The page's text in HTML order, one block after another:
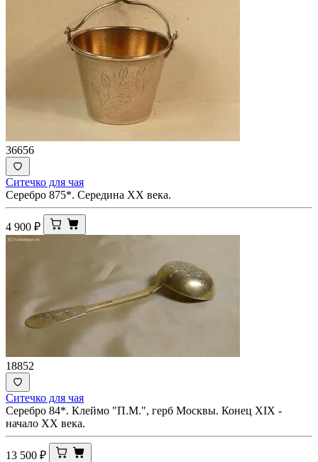
36656
Ситечко для чая
Серебро 875*. Середина ХХ века.
4 900 ₽
18852
Ситечко для чая
Серебро 84*. Клеймо "П.М.", герб Москвы. Конец XIX -
начало ХХ века.
13 500 ₽